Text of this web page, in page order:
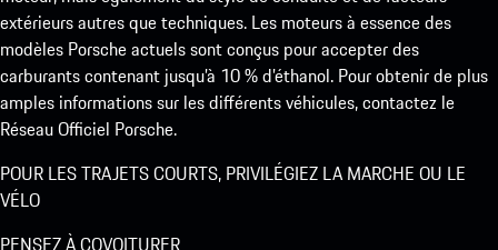
extérieurs autres que techniques. Les moteurs à essence des
modèles Porsche actuels sont conçus pour accepter des
carburants contenant jusqu’à 10 % d’éthanol. Pour obtenir de plus
amples informations sur les différents véhicules, contactez le
Réseau Officiel Porsche.
POUR LES TRAJETS COURTS, PRIVILÉGIEZ LA MARCHE OU LE
VÉLO
PENSEZ À COVOITURER